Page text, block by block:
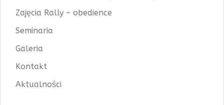
Zajęcia Rally – obedience
Seminaria
Galeria
Kontakt
Aktualności